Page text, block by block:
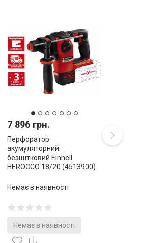
7 896 грн.
Перфоратор
акумуляторний
безщітковий Einhell
HEROCCO 18/20 (4513900)
Немає в наявності
Немає в наявності